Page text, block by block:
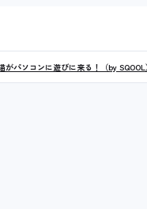
パソコンに遊びに来る！（by